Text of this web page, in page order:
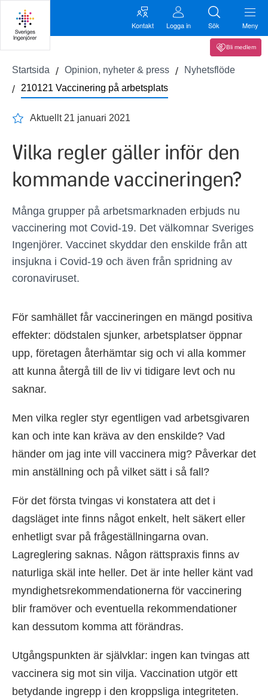
Kontakt Logga in Sök Meny
Bli medlem
Startsida Opinion, nyheter & press
Nyhetsflöde
210121 Vaccinering på arbetsplats
Aktuellt 21 januari 2021
Vilka regler gäller inför den
kommande vaccineringen?
Många grupper på arbetsmarknaden erbjuds nu
vaccinering mot Covid-19. Det välkomnar Sveriges
Ingenjörer. Vaccinet skyddar den enskilde från att
insjukna i Covid-19 och även från spridning av
coronaviruset.
För samhället får vaccineringen en mängd positiva
effekter: dödstalen sjunker, arbetsplatser öppnar
upp, företagen återhämtar sig och vi alla kommer
att kunna återgå till de liv vi tidigare levt och nu
saknar.
Men vilka regler styr egentligen vad arbetsgivaren
kan och inte kan kräva av den enskilde? Vad
händer om jag inte vill vaccinera mig? Påverkar det
min anställning och på vilket sätt i så fall?
För det första tvingas vi konstatera att det i
dagsläget inte finns något enkelt, helt säkert eller
enhetligt svar på frågeställningarna ovan.
Lagreglering saknas. Någon rättspraxis finns av
naturliga skäl inte heller. Det är inte heller känt vad
myndighetsrekommendationerna för vaccinering
blir framöver och eventuella rekommendationer
kan dessutom komma att förändras.
Utgångspunkten är självklar: ingen kan tvingas att
vaccinera sig mot sin vilja. Vaccination utgör ett
betydande ingrepp i den kroppsliga integriteten.